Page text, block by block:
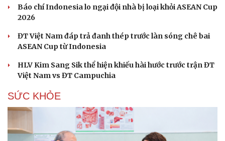
Báo chí Indonesia lo ngại đội nhà bị loại khỏi ASEAN Cup
2026
ĐT Việt Nam đáp trả đanh thép trước làn sóng chê bai
ASEAN Cup từ Indonesia
HLV Kim Sang Sik thể hiện khiếu hài hước trước trận ĐT
Việt Nam vs ĐT Campuchia
SỨC KHỎE